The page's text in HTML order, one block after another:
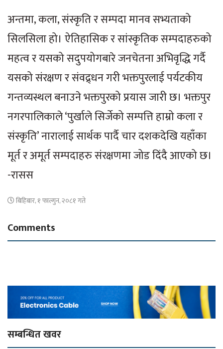
अन्तमा, कला, संस्कृति र सम्पदा मानव सभ्यताको
सिलसिला हो। ऐतिहासिक र सांस्कृतिक सम्पदाहरुको
महत्व र यसको सदुपयोगबारे जनचेतना अभिवृद्धि गर्दै
यसको संरक्षण र संवद्र्धन गरी भक्तपुरलाई पर्यटकीय
गन्तव्यस्थल बनाउने भक्तपुरको प्रयास जारी छ। भक्तपुर
नगरपालिकाले ‘पुर्खाले सिर्जेको सम्पत्ति हाम्रो कला र
संस्कृति’ नारालाई सार्थक पार्दै चार दशकदेखि यहाँका
मूर्त र अमूर्त सम्पदाहरु संरक्षणमा जोड दिंदै आएको छ।
-रासस
बिहिबार, १ फाल्गुन, २०८१ गते
Comments
सम्बन्धित खवर